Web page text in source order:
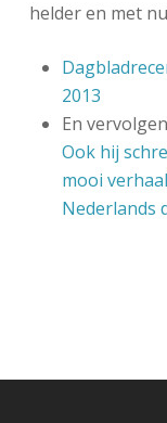
helder en met
2013
En
Ook hij
mooi
Nederlands